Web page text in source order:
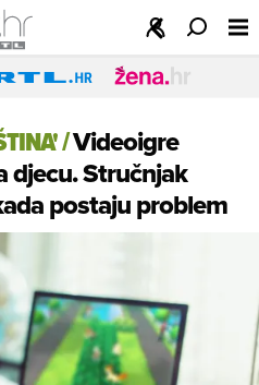
/Videoigre
djecu. Stručnjak
postaju problem